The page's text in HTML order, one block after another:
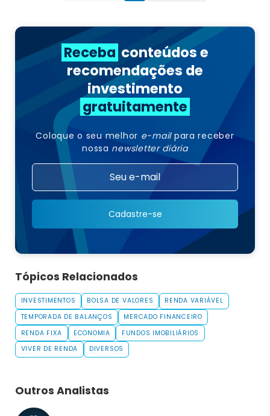
Receba conteúdos e
recomendações de
investimento
gratuitamente
Coloque o seu melhor e-mailpara receber
nossa newsletter diária
Cadastre-se
Tópicos Relacionados
INVESTIMENTOS BOLSA DE VALORES
RENDA VARIÁVEL
TEMPORADA DE BALANÇOS
MERCADO FINANCEIRO
RENDA FIXA
ECONOMIA
FUNDOS IMOBILIÁRIOS
VIVER DE RENDA
DIVERSOS
Outros Analistas